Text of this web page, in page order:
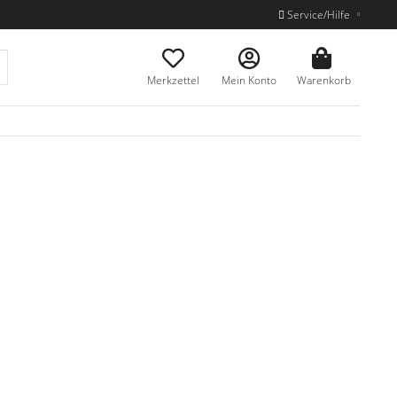
Service/Hilfe
Merkzettel Mein Konto Warenkorb